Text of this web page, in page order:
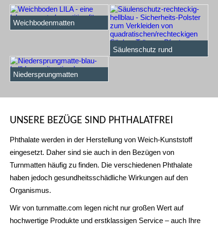
Weichbodenmatten
Säulenschutz rechteckig
Niedersprungmatten
Säulenschutz rund
UNSERE BEZÜGE SIND PHTHALATFREI
Phthalate werden in der Herstellung von Weich-Kunststoff
eingesetzt. Daher sind sie auch in den Bezügen von
Turnmatten häufig zu finden. Die verschiedenen Phthalate
haben jedoch gesundheitsschädliche Wirkungen auf den
Organismus.
Wir von turnmatte.com legen nicht nur großen Wert auf
hochwertige Produkte und erstklassigen Service – auch Ihre